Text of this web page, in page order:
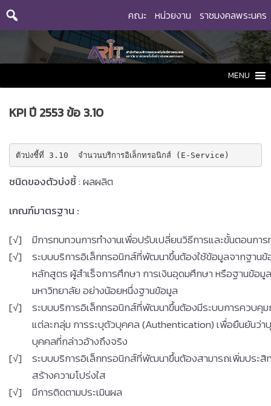
Skip
คณะ หน่วยงาน ราชมงคลพระนคร
MENU
KPI ปี 2553 ข้อ 3.10
ตัวบ่งชี้ที่ 3.10  จำนวนบริการอิเล็กทรอนิกส์ (E-Service)
ชนิดของตัวบ่งชี้: ผลผลิต
เกณฑ์มาตรฐาน :
[√]
มีการทบทวนการทำงานเพื่อปรับเปลี่ยนวิธีการและขั้นตอนการ
[√]
ระบบบริการอิเล็กทรอนิกส์ที่พัฒนาขึ้นต้องใช้ข้อมูลจากฐาน
หลักสูตร ผู้สำเร็จการศึกษา การเงินอุดมศึกษา หรือฐานข้อมู
มหาวิทยาลัย อย่างน้อยหนึ่งฐานข้อมูล
[√]
ระบบบริการอิเล็กทรอนิกส์ที่พัฒนาขึ้นต้องมีระบบการควบคุม
แต่ละกลุ่ม การระบุตัวบุคคล (Authentication) เพื่อยืนยันว่
บุคคลที่กล่าวอ้างถึงจริง
[√]
ระบบบริการอิเล็กทรอนิกส์ที่พัฒนาขึ้นต้องสามารถเพิ่มประสิ
สร้างความโปร่งใส
[√]
มีการติดตามประเมินผล